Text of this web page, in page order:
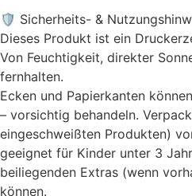
🛡️ Sicherheits- &
Dieses Produkt ist ein
Von Feuchtigkeit, direkter
fernhalten.
Ecken und Papierkanten
– vorsichtig behandeln.
eingeschweißten Produkten)
geeignet für Kinder unter 3
beiliegenden Extras (wenn
können.